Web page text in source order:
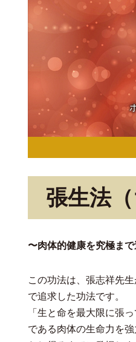
張生法
〜肉体的健康を究極ま
この功法は、張志祥先
で追求した功法です。
「生と命を最大限に張
である肉体の生命力を